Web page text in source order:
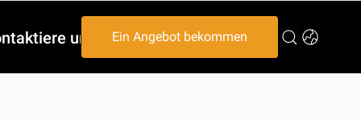
uns Ein Angebot bekommen